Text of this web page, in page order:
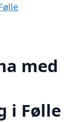
med
i Følle